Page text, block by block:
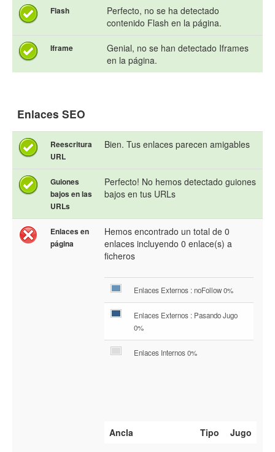
Flash
Perfecto, no se ha detectado
contenido Flash en la página.
Iframe
Genial, no se han detectado Iframes
en la página.
Enlaces SEO
Reescritura
URL
Bien. Tus enlaces parecen amigables
Guiones
bajos en las
URLs
Perfecto! No hemos detectado guiones
bajos en tus URLs
Enlaces en
página
Hemos encontrado un total de 0
enlaces incluyendo 0 enlace(s) a
ficheros
Enlaces Externos : noFollow 0%
Enlaces Externos : Pasando Jugo
0%
Enlaces Internos 0%
Ancla Tipo Jugo